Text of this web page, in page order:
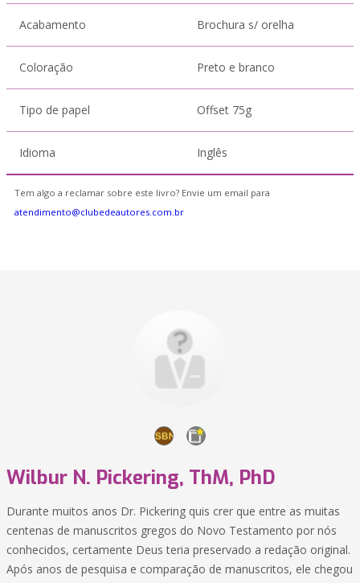
Acabamento Brochura s/ orelha
Coloração Preto e branco
Tipo de papel Offset 75g
Idioma Inglês
Tem algo a reclamar sobre este livro? Envie um email para
atendimento@clubedeautores.com.br
Wilbur N. Pickering, ThM, PhD
Durante muitos anos Dr. Pickering quis crer que entre as muitas
centenas de manuscritos gregos do Novo Testamento por nós
conhecidos, certamente Deus teria preservado a redação original.
Após anos de pesquisa e comparação de manuscritos, ele chegou